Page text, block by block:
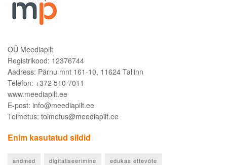
OÜ Meediapilt
Registrikood: 12376744
Aadress: Pärnu mnt 161-10, 11624 Tallinn
Telefon: +372 510 7011
www.meediapilt.ee
E-post: info@meediapilt.ee
Toimetus: toimetus@meediapilt.ee
Enim kasutatud sildid
andmed digitaliseerimine edukas ettevõte